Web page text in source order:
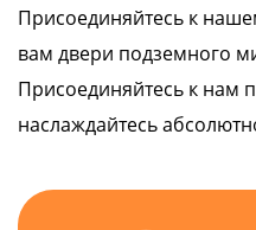
Присоединяйтесь к
вам двери подземного
Присоединяйтесь к нам
наслаждайтесь